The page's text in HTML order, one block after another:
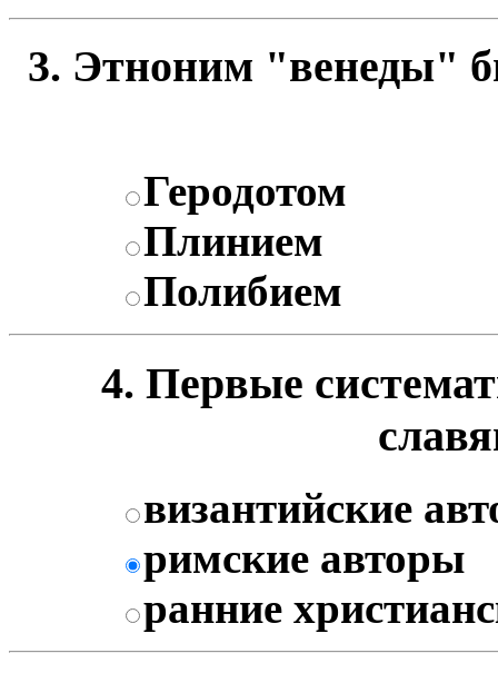
3. Этноним "венеды"
Геродотом
Плинием
Полибием
4. Первые
византийские
римские авторы
ранние